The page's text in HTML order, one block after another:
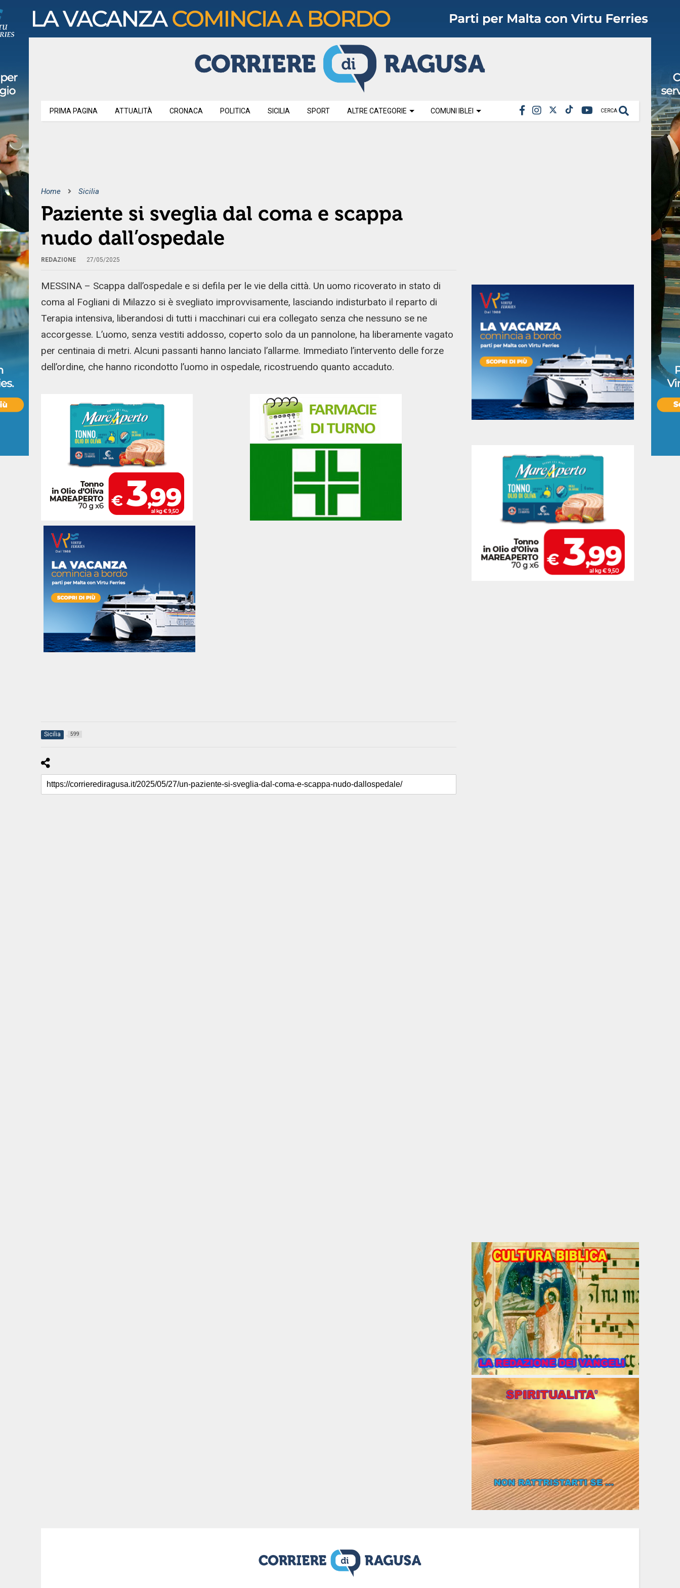
CERCA
PRIMA PAGINA ATTUALITÀ CRONACA POLITICA SICILIA SPORT ALTRE CATEGORIE COMUNI IBLEI
Home Sicilia
Paziente si sveglia dal coma e scappa
nudo dall’ospedale
REDAZIONE 27/05/2025
MESSINA – Scappa dall’ospedale e si defila per le vie della città. Un uomo ricoverato in stato di
coma al Fogliani di Milazzo si è svegliato improvvisamente, lasciando indisturbato il reparto di
Terapia intensiva, liberandosi di tutti i macchinari cui era collegato senza che nessuno se ne
accorgesse. L’uomo, senza vestiti addosso, coperto solo da un pannolone, ha liberamente vagato
per centinaia di metri. Alcuni passanti hanno lanciato l’allarme. Immediato l’intervento delle forze
dell’ordine, che hanno ricondotto l’uomo in ospedale, ricostruendo quanto accaduto.
Sicilia 599